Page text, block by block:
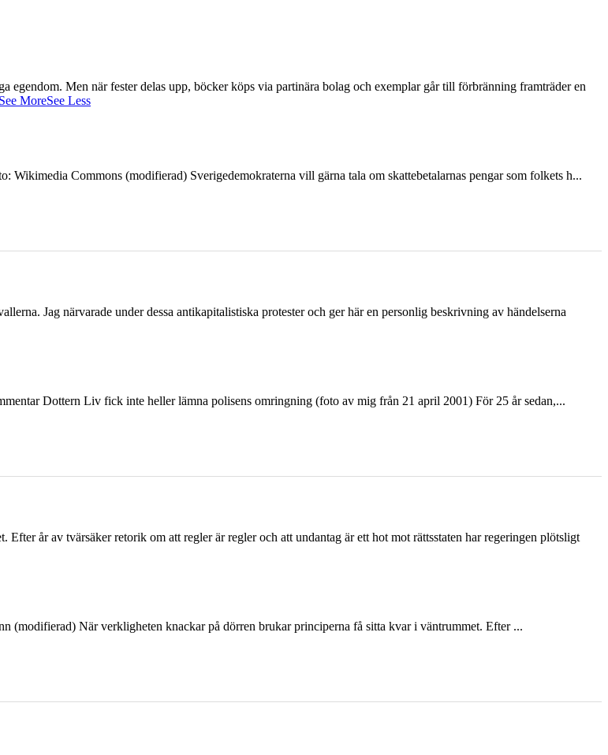
egendom. Men när fester delas upp, böcker köps via partinära bolag och exemplar går till förbränning framträder en
See MoreSee Less
Commons (modifierad) Sverigedemokraterna vill gärna tala om skattebetalarnas pengar som folkets h...
Jag närvarade under dessa antikapitalistiska protester och ger här en personlig beskrivning av händelserna
Dottern Liv fick inte heller lämna polisens omringning (foto av mig från 21 april 2001) För 25 år sedan,...
år av tvärsäker retorik om att regler är regler och att undantag är ett hot mot rättsstaten har regeringen plötsligt
När verkligheten knackar på dörren brukar principerna få sitta kvar i väntrummet. Efter ...